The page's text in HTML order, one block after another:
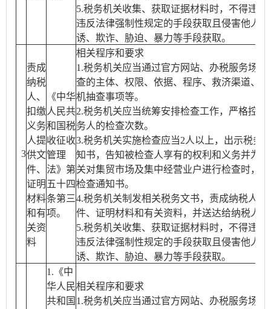
5.税务机关收集、获取证据材料时，不得违
违反法律强制性规定的手段获取且侵害他人
诱、欺诈、胁迫、暴力等手段获取。
3
责成
纳税
人、
扣缴
义务
人提
供文
件、
证明
材料
和有
关资
料
《中华
人民共
和国税
收征收
管理
法》第
五十四
条第三
项。
相关程序和要求
1.税务机关应当通过官方网站、办税服务场
查的主体、权限、依据、程序、救济渠道、
机抽查事项等。
2.税务机关应当统筹安排检查工作，严格控
务人的检查次数。
3.税务机关实施检查应当2人以上，出示税务
知书，告知被检查人享有的权利和义务并为
关对集贸市场及集中经营业户进行检查时，
检查通知书。
4.税务机关制发相关税务文书，责成纳税人、
件、证明材料和有关资料，并送达给纳税人
5.税务机关收集、获取证据材料时，不得违
违反法律强制性规定的手段获取且侵害他人
诱、欺诈、胁迫、暴力等手段获取。
1.《中
华人民
共和国
相关程序和要求
1.税务机关应当通过官方网站、办税服务场